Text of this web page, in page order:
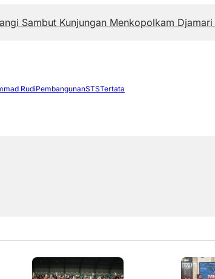
Sambut Kunjungan Menkopolkam
RudiPembangunanSTSTertata